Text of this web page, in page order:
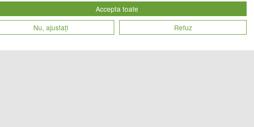
27373 136 lei
Vandut de:
27893 168 lei
Accepta toate
Nu, ajustați
Refuz